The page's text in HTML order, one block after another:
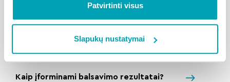
Patvirtinti visus
Slapukų nustatymai
Kada sprendimas laikomas priimtu?
Kaip įforminami balsavimo rezultatai?